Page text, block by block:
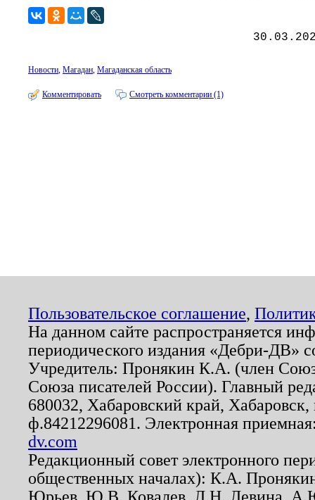
Новости, Магадан, Магаданская область
Комментировать Смотреть комментарии (1)
Пользовательское соглашение,
На данном сайте распространяется
периодического издания «Дебри-ДВ»
Учредитель: Пронякин К.А. (член
Союза писателей России). Главный
680032, Хабаровский край,
ф.84212296081. Электронная
dv.com
Редакционный совет электронного
общественных началах): К.А.
Юрьев, Ю.В. Ковалев, Л.Н. Левина,